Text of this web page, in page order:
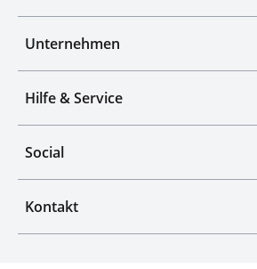
Unternehmen
Hilfe & Service
Social
Kontakt